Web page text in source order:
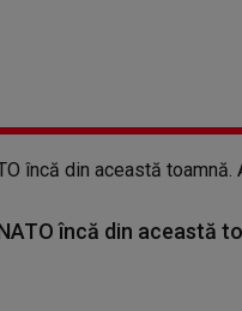
încă din această